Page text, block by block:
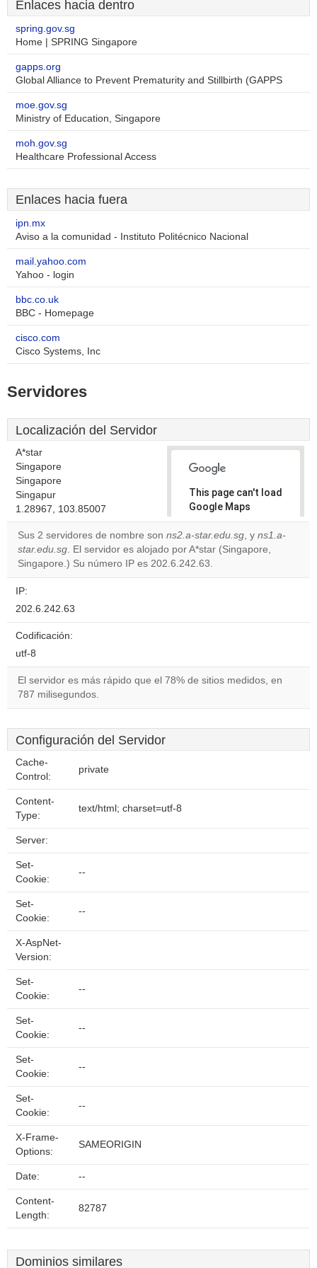
Enlaces hacia dentro
spring.gov.sg
Home | SPRING Singapore
gapps.org
Global Alliance to Prevent Prematurity and Stillbirth (GAPPS
moe.gov.sg
Ministry of Education, Singapore
moh.gov.sg
Healthcare Professional Access
Enlaces hacia fuera
ipn.mx
Aviso a la comunidad - Instituto Politécnico Nacional
mail.yahoo.com
Yahoo - login
bbc.co.uk
BBC - Homepage
cisco.com
Cisco Systems, Inc
Servidores
Localización del Servidor
A*star
Singapore
Singapore
Singapur
1.28967, 103.85007
This page can't load
Google Maps
correctly.
Do you
own this
Sus 2 servidores de nombre son ns2.a-star.edu.sg, y ns1.a-
star.edu.sg. El servidor es alojado por A*star (Singapore,
Singapore.) Su número IP es 202.6.242.63.
IP:
202.6.242.63
Codificación:
utf-8
El servidor es más rápido que el 78% de sitios medidos, en
787 milisegundos.
Configuración del Servidor
Cache-
Control:
private
Content-
Type:
text/html; charset=utf-8
Server:
Set-
Cookie:
--
Set-
Cookie:
--
X-AspNet-
Version:
Set-
Cookie:
--
Set-
Cookie:
--
Set-
Cookie:
--
Set-
Cookie:
--
X-Frame-
Options:
SAMEORIGIN
Date: --
Content-
Length:
82787
Dominios similares